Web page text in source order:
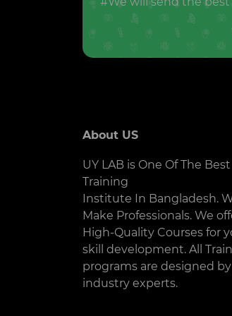
About US
UY LAB is One Of The Best
Training
Institute In Bangladesh.
Make Professionals. We
High-Quality Courses for
skill development. All
programs are designed by
industry experts.